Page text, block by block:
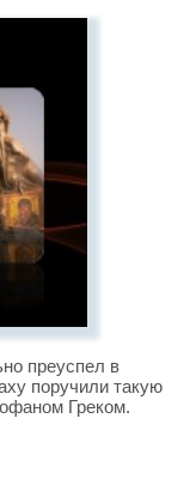
преуспел в
поручили такую
Греком.